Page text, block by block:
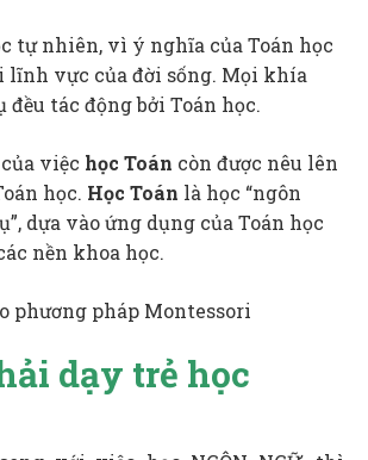
tự nhiên, vì ý nghĩa của Toán học
lĩnh vực của đời sống. Mọi khía
tác động bởi Toán học.
việc học Toán còn được nêu lên
học. Học Toán là học “ngôn
dựa vào ứng dụng của Toán học
nền khoa học.
dạy trẻ học